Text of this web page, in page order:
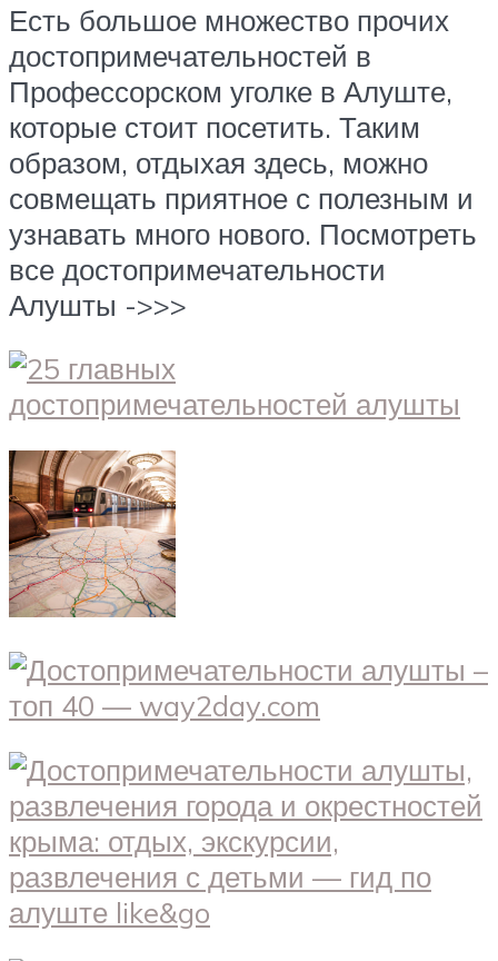
Есть большое множество прочих
достопримечательностей в
Профессорском уголке в Алуште,
которые стоит посетить. Таким
образом, отдыхая здесь, можно
совмещать приятное с полезным и
узнавать много нового. Посмотреть
все достопримечательности
Алушты ->>>